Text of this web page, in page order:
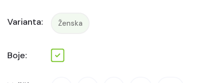
Varianta: Ženska
Boje: